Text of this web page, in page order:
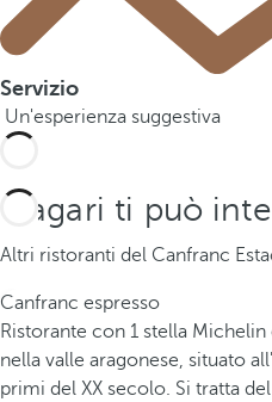
Servizio
Un'esperienza suggestiva
Magari ti può
Altri ristoranti del Canfranc
Canfranc espresso
Ristorante con 1 stella Michelin
nella valle aragonese, situato
primi del XX secolo. Si tratta